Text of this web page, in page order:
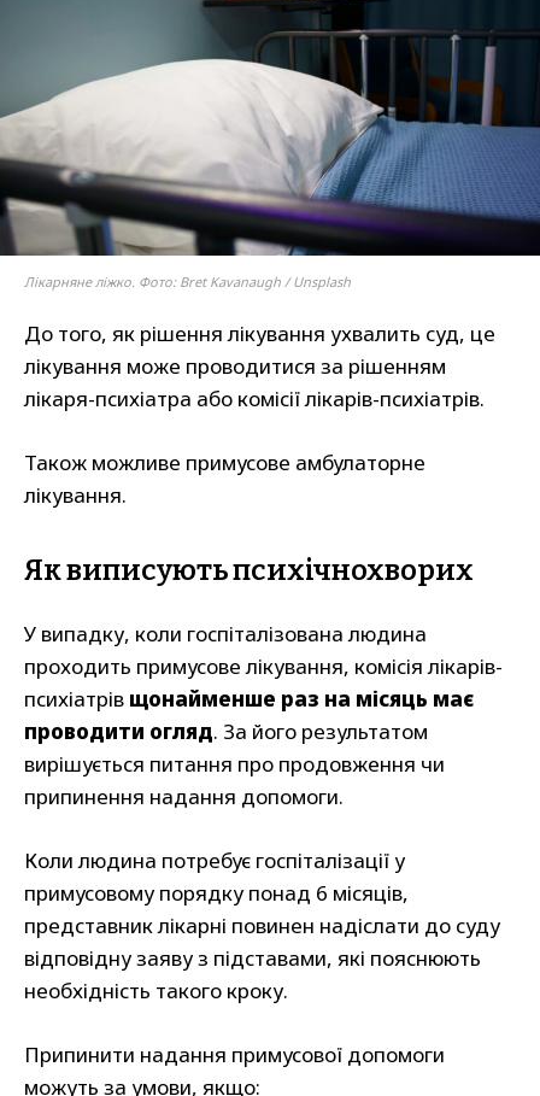
Лікарняне ліжко. Фото: Bret Kavanaugh / Unsplash
До того, як рішення лікування ухвалить суд, це
лікування може проводитися за рішенням
лікаря-психіатра або комісії лікарів-психіатрів.
Також можливе примусове амбулаторне
лікування.
Як виписують психічнохворих
У випадку, коли госпіталізована людина
проходить примусове лікування, комісія лікарів-
психіатрів щонайменше раз на місяць має
проводити огляд. За його результатом
вирішується питання про продовження чи
припинення надання допомоги.
Коли людина потребує госпіталізації у
примусовому порядку понад 6 місяців,
представник лікарні повинен надіслати до суду
відповідну заяву з підставами, які пояснюють
необхідність такого кроку.
Припинити надання примусової допомоги
можуть за умови, якщо: